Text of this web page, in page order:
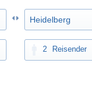
2 Reisender